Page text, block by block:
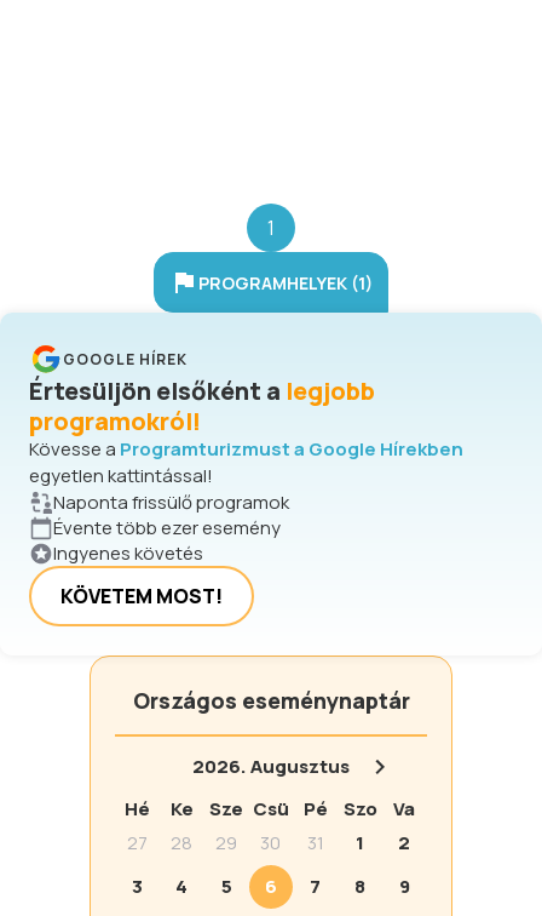
1
PROGRAMHELYEK (1)
GOOGLE HÍREK
Értesüljön elsőként a legjobb
programokról!
Kövesse a Programturizmust a Google Hírekben
egyetlen kattintással!
Naponta frissülő programok
Évente több ezer esemény
Ingyenes követés
KÖVETEM MOST!
Országos eseménynaptár
2026.Augusztus
Hé
Ke Sze Csü Pé Szo
Va
27
28 29 30 31 1
2
3
4 5 6 7 8
9